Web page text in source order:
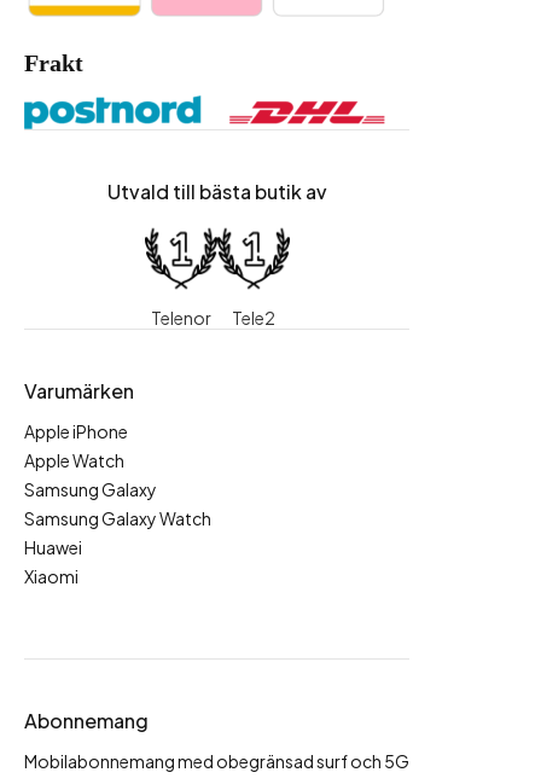
Frakt
Utvald till bästa butik av
Telenor Tele2
Varumärken
Apple iPhone
Apple Watch
Samsung Galaxy
Samsung Galaxy Watch
Huawei
Xiaomi
Abonnemang
Mobilabonnemang med obegränsad surf och 5G